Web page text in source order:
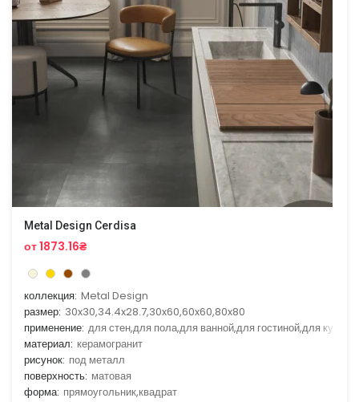
Metal Design Cerdisa
от 1873.16₴
коллекция: Metal Design
размер: 30x30,34.4x28.7,30x60,60x60,80x80
применение: для стен,для пола,для ванной,для гостиной,для кухни
материал: керамогранит
рисунок: под металл
поверхность: матовая
форма: прямоугольник,квадрат